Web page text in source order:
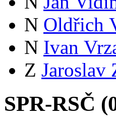
N Oldřich
N Ivan
Z Jaroslav
SPR-RSČ (